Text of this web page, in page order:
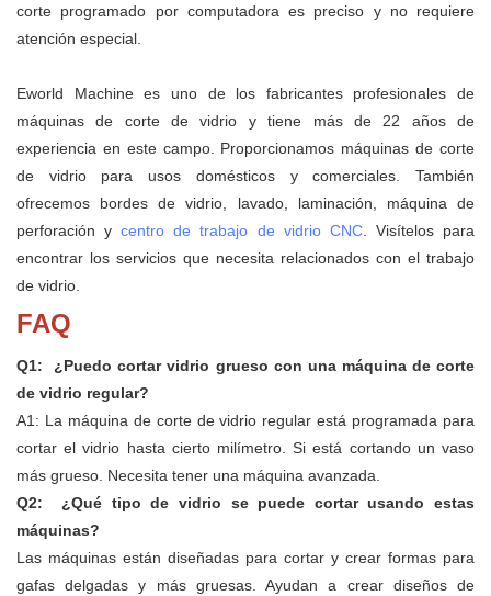
corte programado por computadora es preciso y no requiere
atención especial.
Eworld Machine es uno de los fabricantes profesionales de
máquinas de corte de vidrio y tiene más de 22 años de
experiencia en este campo. Proporcionamos máquinas de corte
de vidrio para usos domésticos y comerciales. También
ofrecemos bordes de vidrio, lavado, laminación, máquina de
perforación ycentro de trabajo de vidrio CNC. Visítelos para
encontrar los servicios que necesita relacionados con el trabajo
de vidrio.
FAQ
Q1:
¿Puedo cortar vidrio grueso con una máquina de corte
de vidrio regular?
A1: La máquina de corte de vidrio regular está programada para
cortar el vidrio hasta cierto milímetro. Si está cortando un vaso
más grueso. Necesita tener una máquina avanzada.
Q2:
¿Qué tipo de vidrio se puede cortar usando estas
máquinas?
Las máquinas están diseñadas para cortar y crear formas para
gafas delgadas y más gruesas. Ayudan a crear diseños de